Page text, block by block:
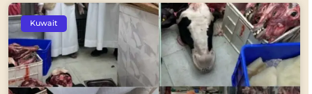
Kuwait